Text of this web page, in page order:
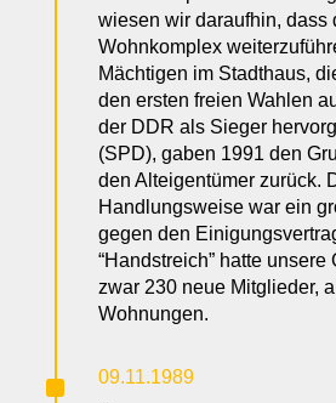
wiesen wir daraufhin, dass
Wohnkomplex
Mächtigen im Stadthaus,
den ersten freien Wahlen
der DDR als Sieger
(SPD), gaben 1991 den
den Alteigentümer zurück.
Handlungsweise war ein
gegen den
“Handstreich” hatte unsere
zwar 230 neue Mitglieder,
Wohnungen.
^
09.11.1989